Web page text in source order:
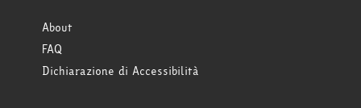
About
FAQ
Dichiarazione di Accessibilità